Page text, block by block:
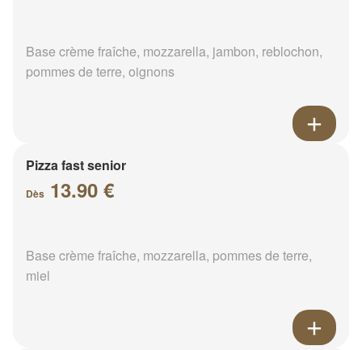
Base crème fraîche, mozzarella, jambon, reblochon,
pommes de terre, oignons
Pizza fast senior
Dès 13.90 €
Base crème fraîche, mozzarella, pommes de terre,
miel